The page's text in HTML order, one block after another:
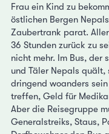
Frau ein Kind zu
östlichen Bergen
Zaubertrank parat.
36 Stunden zurück zu
nicht mehr. Im Bus, der
und Täler Nepals quält,
dringend woanders
treffen, Geld für
Aber die Reisegruppe
Generalstreiks, Staus,